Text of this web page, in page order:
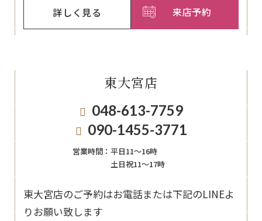
詳しく見る 来店予約
東大宮店
048-613-7759
090-1455-3771
営業時間： 平日11〜16時
土日祝11〜17時
東大宮店のご予約はお電話または下記のLINEよ
りお願い致します